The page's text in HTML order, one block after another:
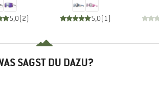
5,0(2) 5,0(1)
SAGST DU DAZU?